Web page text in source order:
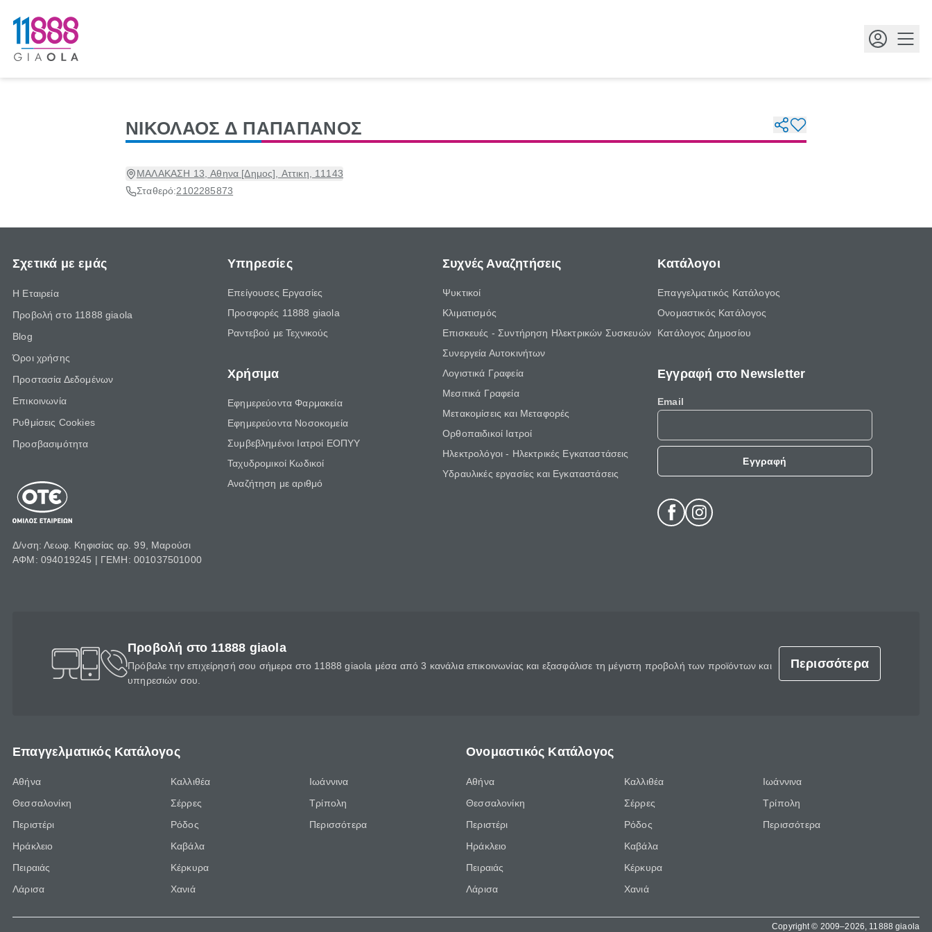
ΝΙΚΟΛΑΟΣ Δ ΠΑΠΑΠΑΝΟΣ
ΜΑΛΑΚΑΣΗ 13, Αθηνα [Δημος], Αττικη, 11143
Σταθερό:2102285873
Σχετικά με εμάς
Η Εταιρεία
Προβολή στο 11888 giaola
Blog
Όροι χρήσης
Προστασία Δεδομένων
Επικοινωνία
Ρυθμίσεις Cookies
Προσβασιμότητα
Δ/νση: Λεωφ. Κηφισίας αρ. 99, Μαρούσι
ΑΦΜ: 094019245 | ΓΕΜΗ: 001037501000
Υπηρεσίες
Επείγουσες Εργασίες
Προσφορές 11888 giaola
Ραντεβού με Τεχνικούς
Χρήσιμα
Εφημερεύοντα Φαρμακεία
Εφημερεύοντα Νοσοκομεία
Συμβεβλημένοι Ιατροί ΕΟΠΥΥ
Ταχυδρομικοί Κωδικοί
Αναζήτηση με αριθμό
Συχνές Αναζητήσεις
Ψυκτικοί
Κλιματισμός
Επισκευές - Συντήρηση Ηλεκτρικών Συσκευών
Συνεργεία Αυτοκινήτων
Λογιστικά Γραφεία
Μεσιτικά Γραφεία
Μετακομίσεις και Μεταφορές
Ορθοπαιδικοί Ιατροί
Ηλεκτρολόγοι - Ηλεκτρικές Εγκαταστάσεις
Υδραυλικές εργασίες και Εγκαταστάσεις
Κατάλογοι
Επαγγελματικός Κατάλογος
Ονομαστικός Κατάλογος
Κατάλογος Δημοσίου
Εγγραφή στο Newsletter
Email
Εγγραφή
Προβολή στο 11888 giaola
Πρόβαλε την επιχείρησή σου σήμερα στο 11888 giaola μέσα από 3 κανάλια επικοινωνίας και εξασφάλισε τη μέγιστη προβολή των προϊόντων και
υπηρεσιών σου.
Περισσότερα
Επαγγελματικός Κατάλογος
Αθήνα
Θεσσαλονίκη
Περιστέρι
Ηράκλειο
Πειραιάς
Λάρισα
Καλλιθέα
Σέρρες
Ρόδος
Καβάλα
Κέρκυρα
Χανιά
Ιωάννινα
Τρίπολη
Περισσότερα
Ονομαστικός Κατάλογος
Αθήνα
Θεσσαλονίκη
Περιστέρι
Ηράκλειο
Πειραιάς
Λάρισα
Καλλιθέα
Σέρρες
Ρόδος
Καβάλα
Κέρκυρα
Χανιά
Ιωάννινα
Τρίπολη
Περισσότερα
Copyright © 2009–2026, 11888 giaola